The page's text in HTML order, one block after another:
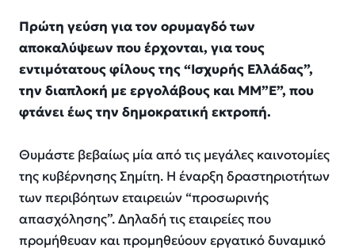
Πρώτη γεύση για τον ορυμαγδό των
αποκαλύψεων που έρχονται, για τους
εντιμότατους φίλους της “Ισχυρής Ελλάδας”,
την διαπλοκή με εργολάβους και ΜΜ”Ε”, που
φτάνει έως την δημοκρατική εκτροπή.
Θυμάστε βεβαίως μία από τις μεγάλες καινοτομίες
της κυβέρνησης Σημίτη. Η έναρξη δραστηριοτήτων
των περιβόητων εταιρειών “προσωρινής
απασχόλησης”. Δηλαδή τις εταιρείες που
προμήθευαν και προμηθεύουν εργατικό δυναμικό